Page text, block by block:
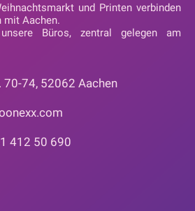
und Printen verbinden
mit Aachen.
Büros, zentral gelegen am
70-74, 52062 Aachen
412 50 690